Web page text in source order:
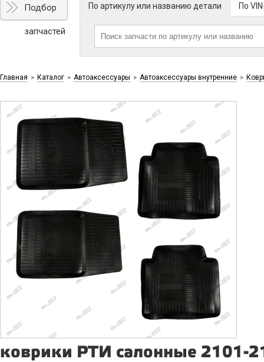
Подбор
запчастей
По артикулу или названию детали По
Главная > Каталог > Автоаксессуары > Автоаксессуары внутренние >
коврики РТИ салонные 2101-